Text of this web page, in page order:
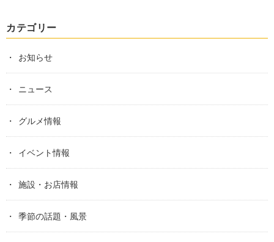
カテゴリー
お知らせ
ニュース
グルメ情報
イベント情報
施設・お店情報
季節の話題・風景